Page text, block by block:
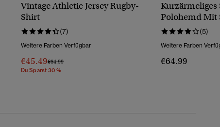
Vintage Athletic Jersey Rugby-
Shirt
(7)
Weitere Farben Verfügbar
€45.49Preis Wurde Reduziert Von
€64.99Bis
Du Sparst 30 %
Kurzärmeliges
Polohemd Mit
(5)
Weitere Farben
€64.99